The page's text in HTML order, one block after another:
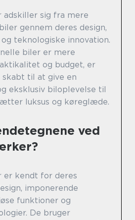
sig fra mere
gennem deres design,
og teknologiske innovation.
biler er mere
og budget, er
til at give en
eksklusiv biloplevelse til
luksus og køreglæde.
ved
kendt for deres
imponerende
funktioner og
De bruger